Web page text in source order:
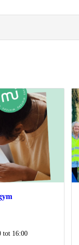
tot 16:00